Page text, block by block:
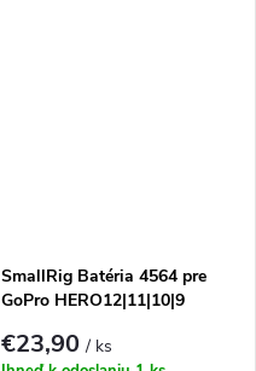
SmallRig Batéria 4564 pre
GoPro HERO12|11|10|9
€23,90/ ks